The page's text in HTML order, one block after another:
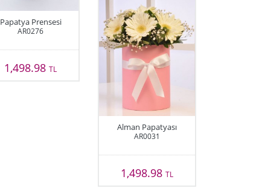
Papatya Prensesi
AR0276
1,498.98TL
Alman Papatyası
AR0031
1,498.98TL